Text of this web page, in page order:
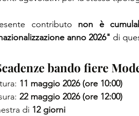
contributo non è
anno 2026" di
bando fiere
11 maggio 2026 (ore 10:00)
22 maggio 2026 (ore 12:00)
di 12 giorni